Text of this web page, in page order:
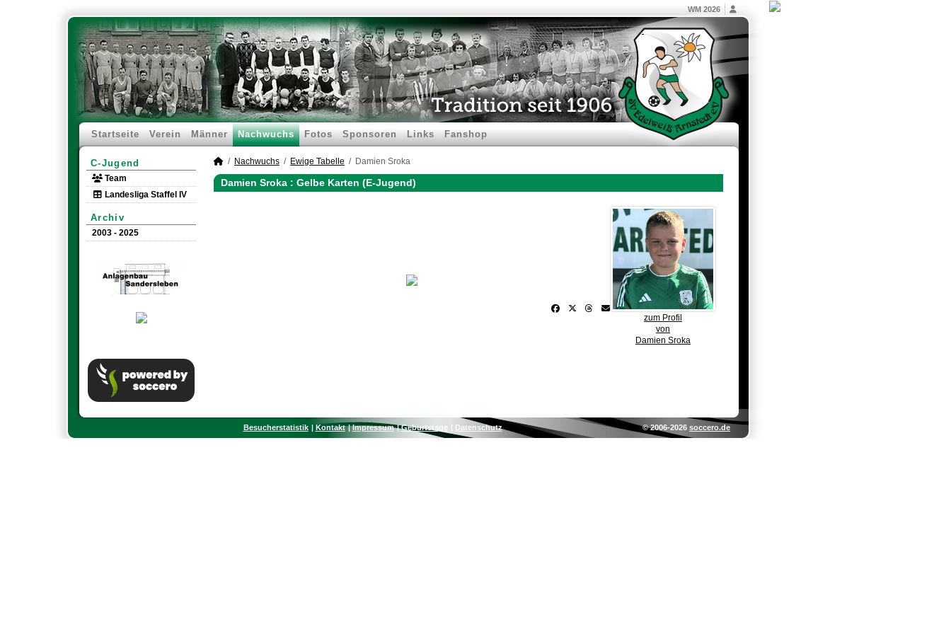
WM 2026
Startseite Verein Männer Nachwuchs Fotos Sponsoren Links Fanshop
C-Jugend
Team
Landesliga Staffel IV
Archiv
2003 - 2025
Nachwuchs Ewige Tabelle Damien Sroka
Damien Sroka : Gelbe Karten (E-Jugend)
zum Profil
von
Damien Sroka
Besucherstatistik Kontakt Impressum Geburtstage Datenschutz © 2006-2026 soccero.de